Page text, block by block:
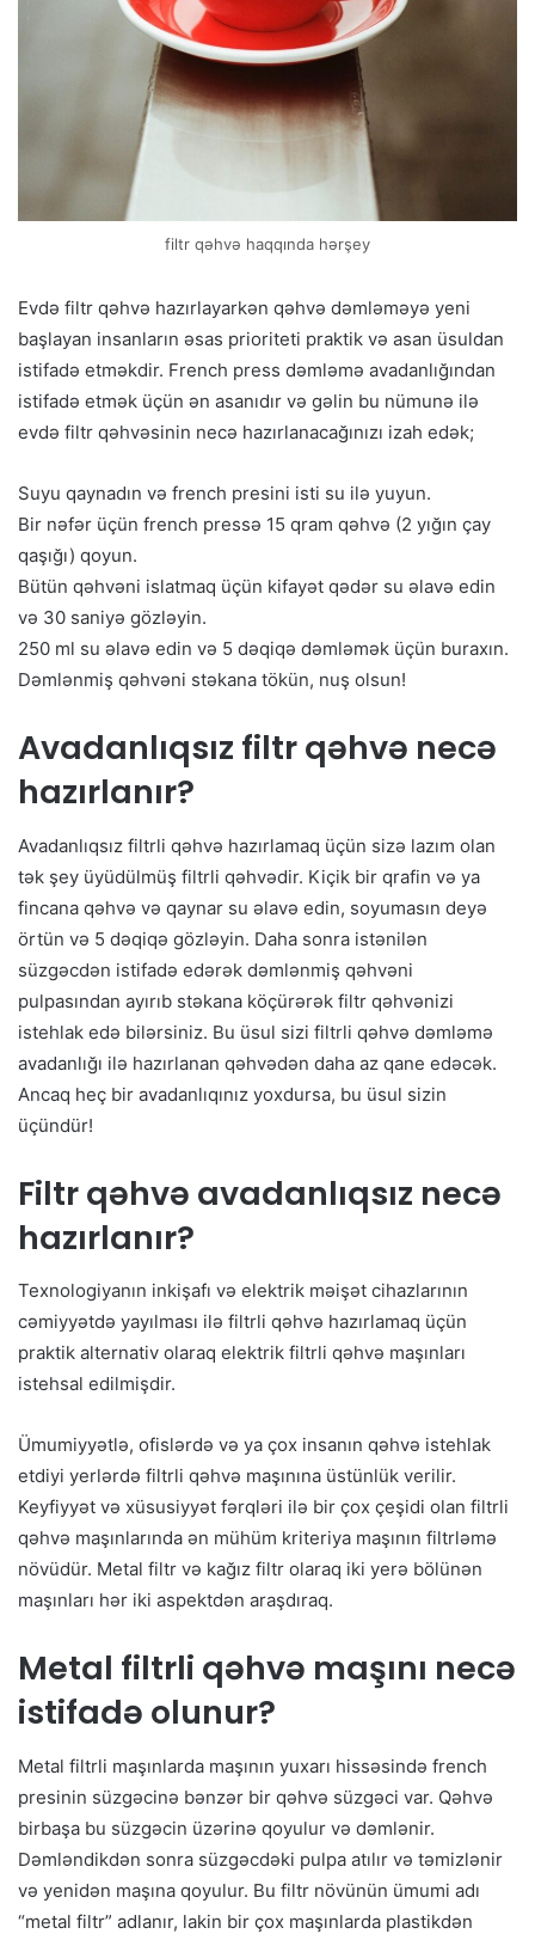
filtr qəhvə haqqında hərşey
Evdə filtr qəhvə hazırlayarkən qəhvə dəmləməyə yeni
başlayan insanların əsas prioriteti praktik və asan üsuldan
istifadə etməkdir. French press dəmləmə avadanlığından
istifadə etmək üçün ən asanıdır və gəlin bu nümunə ilə
evdə filtr qəhvəsinin necə hazırlanacağınızı izah edək;
Suyu qaynadın və french presini isti su ilə yuyun.
Bir nəfər üçün french pressə 15 qram qəhvə (2 yığın çay
qaşığı) qoyun.
Bütün qəhvəni islatmaq üçün kifayət qədər su əlavə edin
və 30 saniyə gözləyin.
250 ml su əlavə edin və 5 dəqiqə dəmləmək üçün buraxın.
Dəmlənmiş qəhvəni stəkana tökün, nuş olsun!
Avadanlıqsız filtr qəhvə necə
hazırlanır?
Avadanlıqsız filtrli qəhvə hazırlamaq üçün sizə lazım olan
tək şey üyüdülmüş filtrli qəhvədir. Kiçik bir qrafin və ya
fincana qəhvə və qaynar su əlavə edin, soyumasın deyə
örtün və 5 dəqiqə gözləyin. Daha sonra istənilən
süzgəcdən istifadə edərək dəmlənmiş qəhvəni
pulpasından ayırıb stəkana köçürərək filtr qəhvənizi
istehlak edə bilərsiniz. Bu üsul sizi filtrli qəhvə dəmləmə
avadanlığı ilə hazırlanan qəhvədən daha az qane edəcək.
Ancaq heç bir avadanlıqınız yoxdursa, bu üsul sizin
üçündür!
Filtr qəhvə avadanlıqsız necə
hazırlanır?
Texnologiyanın inkişafı və elektrik məişət cihazlarının
cəmiyyətdə yayılması ilə filtrli qəhvə hazırlamaq üçün
praktik alternativ olaraq elektrik filtrli qəhvə maşınları
istehsal edilmişdir.
Ümumiyyətlə, ofislərdə və ya çox insanın qəhvə istehlak
etdiyi yerlərdə filtrli qəhvə maşınına üstünlük verilir.
Keyfiyyət və xüsusiyyət fərqləri ilə bir çox çeşidi olan filtrli
qəhvə maşınlarında ən mühüm kriteriya maşının filtrləmə
növüdür. Metal filtr və kağız filtr olaraq iki yerə bölünən
maşınları hər iki aspektdən araşdıraq.
Metal filtrli qəhvə maşını necə
istifadə olunur?
Metal filtrli maşınlarda maşının yuxarı hissəsində french
presinin süzgəcinə bənzər bir qəhvə süzgəci var. Qəhvə
birbaşa bu süzgəcin üzərinə qoyulur və dəmlənir.
Dəmləndikdən sonra süzgəcdəki pulpa atılır və təmizlənir
və yenidən maşına qoyulur. Bu filtr növünün ümumi adı
“metal filtr” adlanır, lakin bir çox maşınlarda plastikdən